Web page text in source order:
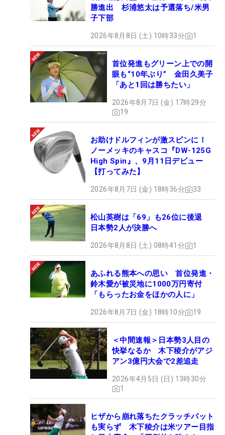
勝進出 杉浦悠太は予選落ち/米男
子下部
2026年8月8日 (土) 10時33分 1
首位発進もグリーン上での開
眼も“10年ぶり” 金田久美子
「あと1回は勝ちたい」
2026年8月7日 (金) 17時29分
19
お助けドルフィンが激スピンに！
ノーメッキのキャスコ『DW-125G
High Spin』、9月11日デビュー
【打ってみた】
2026年8月7日 (金) 18時36分 33
松山英樹は「69」も26位に後退
日本勢2人が決勝へ
2026年8月8日 (土) 08時41分 1
あふれる熊本への思い 首位発進・
鈴木愛が被災地に1000万円寄付
「もらったお金をほかの人に」
2026年8月7日 (金) 18時10分 19
＜中間速報＞日本勢3人目の
快挙なるか 木下稜介がアジ
アン3億円大会で2差追走
2026年4月5日 (日) 13時30分
1
ヒザから崩れ落ちたクラッチパット
も実らず 木下稜介は米ツアー目指